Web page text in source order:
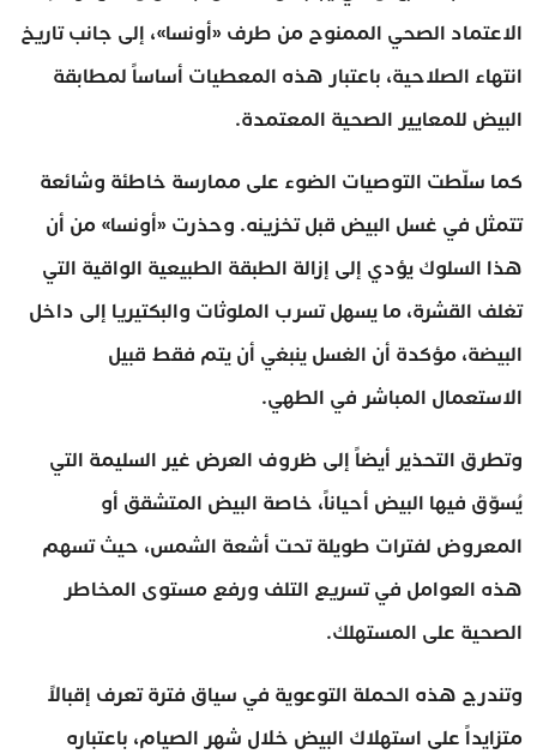
الاعتماد الصحي الممنوح من طرف «أونسا»، إلى جانب تاريخ
انتهاء الصلاحية، باعتبار هذه المعطيات أساساً لمطابقة
البيض للمعايير الصحية المعتمدة.
كما سلّطت التوصيات الضوء على ممارسة خاطئة وشائعة
تتمثل في غسل البيض قبل تخزينه. وحذرت «أونسا» من أن
هذا السلوك يؤدي إلى إزالة الطبقة الطبيعية الواقية التي
تغلف القشرة، ما يسهل تسرب الملوثات والبكتيريا إلى داخل
البيضة، مؤكدة أن الغسل ينبغي أن يتم فقط قبيل
الاستعمال المباشر في الطهي.
وتطرق التحذير أيضاً إلى ظروف العرض غير السليمة التي
يُسوّق فيها البيض أحياناً، خاصة البيض المتشقق أو
المعروض لفترات طويلة تحت أشعة الشمس، حيث تسهم
هذه العوامل في تسريع التلف ورفع مستوى المخاطر
الصحية على المستهلك.
وتندرج هذه الحملة التوعوية في سياق فترة تعرف إقبالاً
متزايداً على استهلاك البيض خلال شهر الصيام، باعتباره